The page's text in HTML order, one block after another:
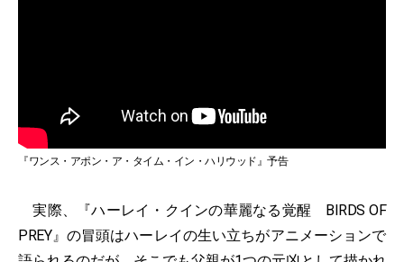
『ワンス・アポン・ア・タイム・イン・ハリウッド』予告
実際、『ハーレイ・クインの華麗なる覚醒 BIRDS OF
PREY』の冒頭はハーレイの生い立ちがアニメーションで